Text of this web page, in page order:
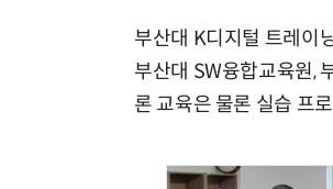
부산대 K디지털 트레이
부산대 SW융합교육원,
론 교육은 물론 실습 프